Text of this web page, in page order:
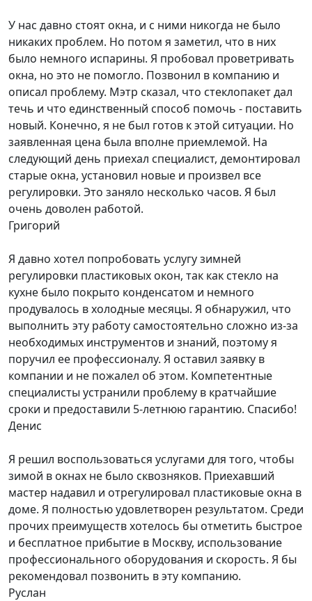
У нас давно стоят окна, и с ними никогда не было
никаких проблем. Но потом я заметил, что в них
было немного испарины. Я пробовал проветривать
окна, но это не помогло. Позвонил в компанию и
описал проблему. Мэтр сказал, что стеклопакет дал
течь и что единственный способ помочь - поставить
новый. Конечно, я не был готов к этой ситуации. Но
заявленная цена была вполне приемлемой. На
следующий день приехал специалист, демонтировал
старые окна, установил новые и произвел все
регулировки. Это заняло несколько часов. Я был
очень доволен работой.
Григорий
Я давно хотел попробовать услугу зимней
регулировки пластиковых окон, так как стекло на
кухне было покрыто конденсатом и немного
продувалось в холодные месяцы. Я обнаружил, что
выполнить эту работу самостоятельно сложно из-за
необходимых инструментов и знаний, поэтому я
поручил ее профессионалу. Я оставил заявку в
компании и не пожалел об этом. Компетентные
специалисты устранили проблему в кратчайшие
сроки и предоставили 5-летнюю гарантию. Спасибо!
Денис
Я решил воспользоваться услугами для того, чтобы
зимой в окнах не было сквозняков. Приехавший
мастер надавил и отрегулировал пластиковые окна в
доме. Я полностью удовлетворен результатом. Среди
прочих преимуществ хотелось бы отметить быстрое
и бесплатное прибытие в Москву, использование
профессионального оборудования и скорость. Я бы
рекомендовал позвонить в эту компанию.
Руслан